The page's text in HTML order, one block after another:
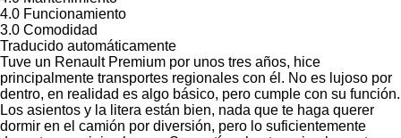
4.0 Funcionamiento
3.0 Comodidad
Traducido automáticamente
Tuve un Renault Premium por unos tres años, hice
principalmente transportes regionales con él. No es lujoso por
dentro, en realidad es algo básico, pero cumple con su función.
Los asientos y la litera están bien, nada que te haga querer
dormir en el camión por diversión, pero lo suficientemente